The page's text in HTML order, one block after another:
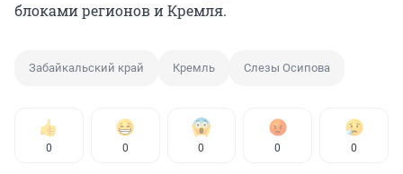
блоками регионов и Кремля.
Забайкальский край Кремль Слезы Осипова
0 0 0 0 0